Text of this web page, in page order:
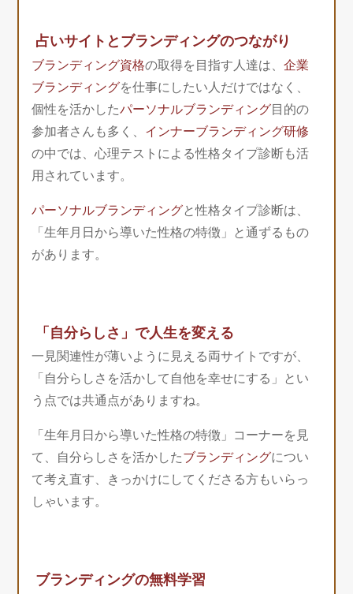
占いサイトとブランディングのつながり
ブランディング資格の取得を目指す人達は、企業
ブランディングを仕事にしたい人だけではなく、
個性を活かしたパーソナルブランディング目的の
参加者さんも多く、 インナーブランディング研修
の中では、心理テストによる性格タイプ診断も活
用されています。
パーソナルブランディングと性格タイプ診断は、
「生年月日から導いた性格の特徴」と通ずるもの
があります。
「自分らしさ」で人生を変える
一見関連性が薄いように見える両サイトですが、
「自分らしさを活かして自他を幸せにする」とい
う点では共通点がありますね。
「生年月日から導いた性格の特徴」コーナーを見
て、自分らしさを活かしたブランディングについ
て考え直す、きっかけにしてくださる方もいらっ
しゃいます。
ブランディングの無料学習